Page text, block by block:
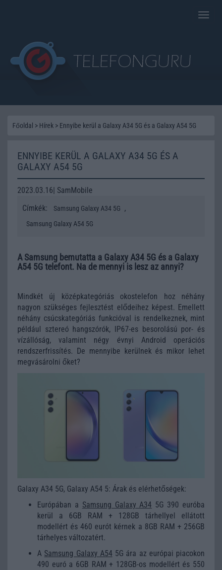
Toggle
Főoldal > Hírek > Ennyibe kerül a Galaxy A34 5G és a Galaxy A54 5G
ENNYIBE KERÜL A GALAXY A34 5G ÉS A
GALAXY A54 5G
2023.03.16| SamMobile
Címkék:
Samsung Galaxy A34 5G ,
Samsung Galaxy A54 5G
A Samsung bemutatta a Galaxy A34 5G és a Galaxy
A54 5G telefont. Na de mennyi is lesz az annyi?
Mindkét új középkategóriás okostelefon hoz néhány
nagyon szükséges fejlesztést elődeihez képest. Emellett
néhány csúcskategóriás funkcióval is rendelkeznek, mint
például sztereó hangszórók, IP67-es besorolású por- és
vízállóság, valamint négy évnyi Android operációs
rendszerfrissítés. De mennyibe kerülnek és mikor lehet
megvásárolni őket?
Galaxy A34 5G, Galaxy A54 5: Árak és elérhetőségek:
Európában a Samsung Galaxy A34 5G 390 euróba
kerül a 6GB RAM + 128GB tárhellyel ellátott
modellért és 460 eurót kérnek a 8GB RAM + 256GB
tárhelyes változatért.
A Samsung Galaxy A545G ára az európai piacokon
490 euró a 6GB RAM + 128GB-os modellért és 550